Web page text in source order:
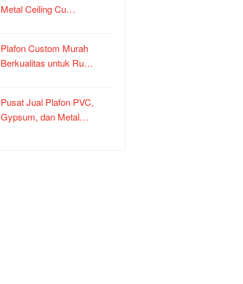
Metal Ceiling Cu…
Plafon Custom Murah
Berkualitas untuk Ru…
Pusat Jual Plafon PVC,
Gypsum, dan Metal…